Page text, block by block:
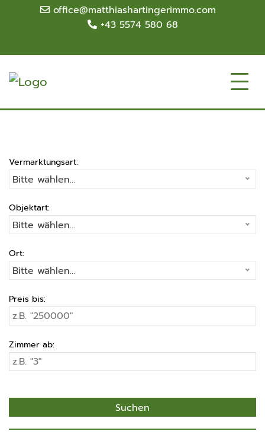
office@matthiashartingerimmo.com
+43 5574 580 68
Vermarktungsart:
Bitte wählen...
Objektart:
Bitte wählen...
Ort:
Bitte wählen...
Preis bis:
Zimmer ab: